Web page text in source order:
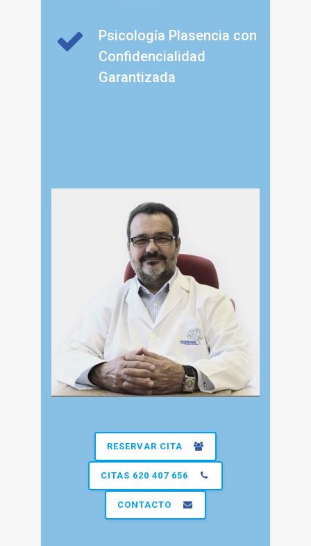
Psicología Plasencia con
Confidencialidad
Garantizada
RESERVAR CITA
CITAS 620 407 656
CONTACTO